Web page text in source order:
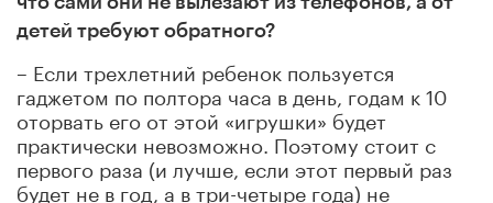
детей требуют обратного?
– Если трехлетний ребенок пользуется
гаджетом по полтора часа в день, годам к 10
оторвать его от этой «игрушки» будет
практически невозможно. Поэтому стоит с
первого раза (и лучше, если этот первый раз
будет не в год, а в три-четыре года) не